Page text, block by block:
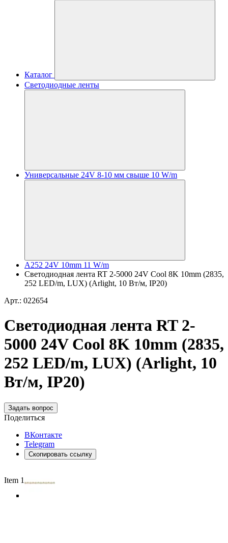
Каталог
Светодиодные ленты
Универсальные 24V 8-10 мм свыше 10 W/m
A252 24V 10mm 11 W/m
Светодиодная лента RT 2-5000 24V Cool 8K 10mm (2835,
252 LED/m, LUX) (Arlight, 10 Вт/м, IP20)
Арт.: 022654
Светодиодная лента RT 2-
5000 24V Cool 8K 10mm (2835,
252 LED/m, LUX) (Arlight, 10
Вт/м, IP20)
Задать вопрос
Поделиться
ВКонтакте
Telegram
Скопировать ссылку
Item 1 of 4